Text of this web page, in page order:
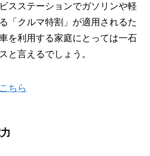
スステーションでガソリンや軽
「クルマ特割」が適用されるた
を利用する家庭にとっては一石
と言えるでしょう。
ちら